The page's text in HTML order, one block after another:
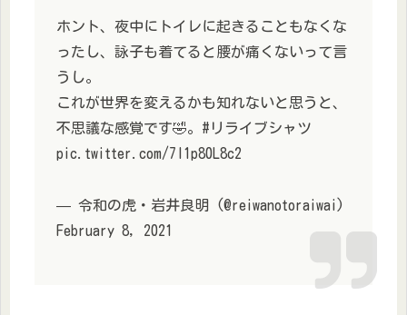
ホント、夜中にトイレに起きることもなくな
ったし、詠子も着てると腰が痛くないって言
うし。
これが世界を変えるかも知れないと思うと、
不思議な感覚です🤣。#リライブシャツ
pic.twitter.com/7I1p80L8c2
— 令和の虎・岩井良明 (@reiwanotoraiwai)
February 8, 2021